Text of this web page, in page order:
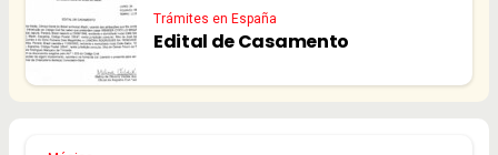
Trámites en España
Edital de Casamento